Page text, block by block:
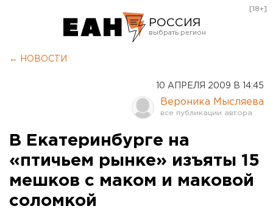
РОССИЯ
Оренбург
[18+]
← НОВОСТИ
10 АПРЕЛЯ 2009 В 14:45
Вероника Мысляева
В Екатеринбурге на
«птичьем рынке» изъяты 15
мешков с маком и маковой
соломкой